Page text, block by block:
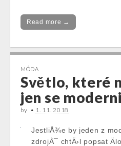
Read more →
MÓDA
Světlo, které
jen se
by • 1. 11. 2018
JestliÅ¾e by jeden z
zdrojÅ¯ chtÄ›l popsat